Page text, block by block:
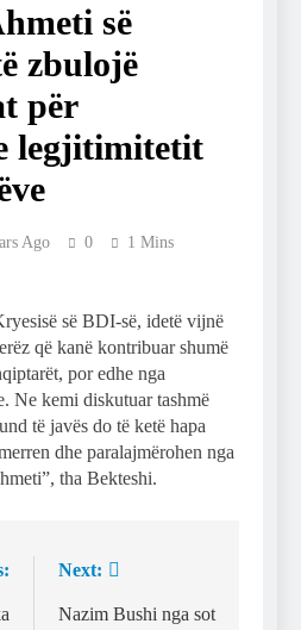
së
zbulojë
për
legjitimitetit
Ago 0 1 Mins
së BDI-së, idetë vijnë
që kanë kontribuar shumë
por edhe nga
Ne kemi diskutuar tashmë
të javës do të ketë hapa
dhe paralajmërohen nga
tha Bekteshi.
Next:
Nazim Bushi nga sot